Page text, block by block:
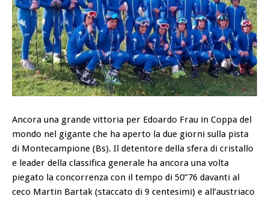
Ancora una grande vittoria per Edoardo Frau in Coppa del
mondo nel gigante che ha aperto la due giorni sulla pista
di Montecampione (Bs). Il detentore della sfera di cristallo
e leader della classifica generale ha ancora una volta
piegato la concorrenza con il tempo di 50”76 davanti al
ceco Martin Bartak (staccato di 9 centesimi) e all’austriaco